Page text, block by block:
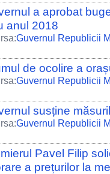
a aprobat
anul 2018
Guvernul Republicii
de ocolire a
Guvernul Republicii
susține
Guvernul Republicii
Pavel Filip
a prețurilor la